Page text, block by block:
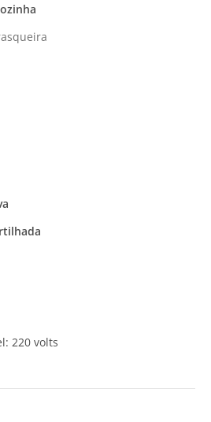
220 volts